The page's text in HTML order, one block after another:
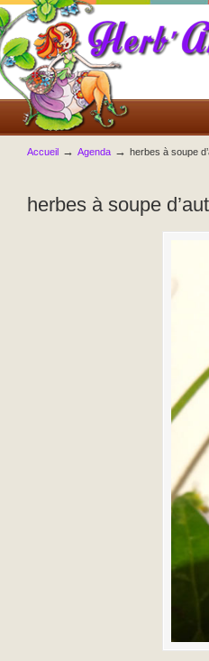
Accueil → Agenda → herbes à soupe
herbes à soupe